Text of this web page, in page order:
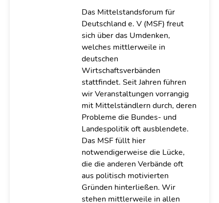
Das Mittelstandsforum für
Deutschland e. V (MSF) freut
sich über das Umdenken,
welches mittlerweile in
deutschen
Wirtschaftsverbänden
stattfindet. Seit Jahren führen
wir Veranstaltungen vorrangig
mit Mittelständlern durch, deren
Probleme die Bundes- und
Landespolitik oft ausblendete.
Das MSF füllt hier
notwendigerweise die Lücke,
die die anderen Verbände oft
aus politisch motivierten
Gründen hinterließen. Wir
stehen mittlerweile in allen